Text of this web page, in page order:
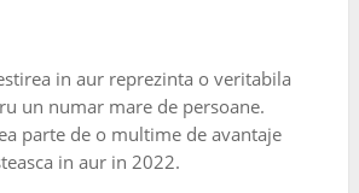
in aur reprezinta o veritabila
un numar mare de persoane.
parte de o multime de avantaje
in aur in 2022.